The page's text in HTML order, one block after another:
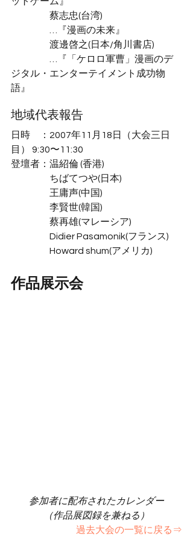
蔡志忠(台湾)
…『漫画の未来』
渡邊啓之(日本/角川書店)
…『「ケロロ軍曹」漫画のデ
ジタル・エンターテイメント成功物
語』
地域代表報告
日時　：2007年11月18日（大会三日
目） 9:30〜11:30
登壇者：温紹倫 (香港)
ちばてつや(日本)
王庸声(中国)
李賢世(韓国)
蔡再雄(マレーシア)
Didier Pasamonik(フランス)
Howard shum(アメリカ)
作品展示会
参加者に配布されたカレンダー
（作品展図録を兼ねる）
過去大会の一覧に戻る⇒